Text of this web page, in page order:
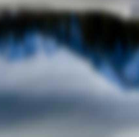
du
Canada